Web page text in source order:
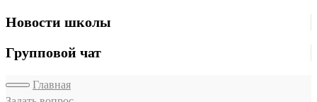
Новости школы
Групповой чат
Главная